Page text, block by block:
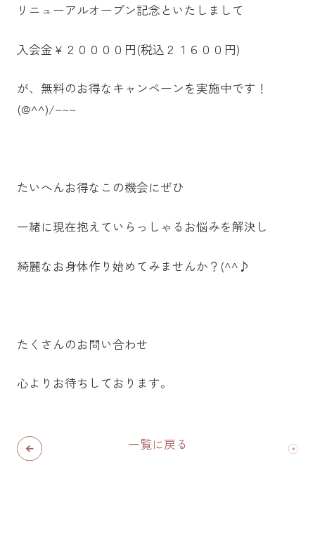
リニューアルオープン記念といたしまして
入会金￥２００００円(税込２１６００円)
が、無料のお得なキャンペーンを実施中です！
(@^^)/~~~
たいへんお得なこの機会にぜひ
一緒に現在抱えていらっしゃるお悩みを解決し
綺麗なお身体作り始めてみませんか？(^^♪
たくさんのお問い合わせ
心よりお待ちしております。
一覧に戻る